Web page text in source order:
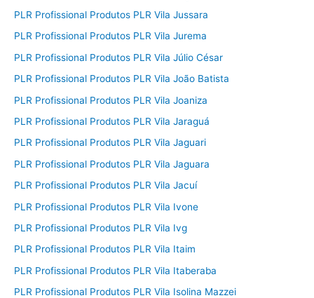
PLR Profissional Produtos PLR Vila Jussara
PLR Profissional Produtos PLR Vila Jurema
PLR Profissional Produtos PLR Vila Júlio César
PLR Profissional Produtos PLR Vila João Batista
PLR Profissional Produtos PLR Vila Joaniza
PLR Profissional Produtos PLR Vila Jaraguá
PLR Profissional Produtos PLR Vila Jaguari
PLR Profissional Produtos PLR Vila Jaguara
PLR Profissional Produtos PLR Vila Jacuí
PLR Profissional Produtos PLR Vila Ivone
PLR Profissional Produtos PLR Vila Ivg
PLR Profissional Produtos PLR Vila Itaim
PLR Profissional Produtos PLR Vila Itaberaba
PLR Profissional Produtos PLR Vila Isolina Mazzei